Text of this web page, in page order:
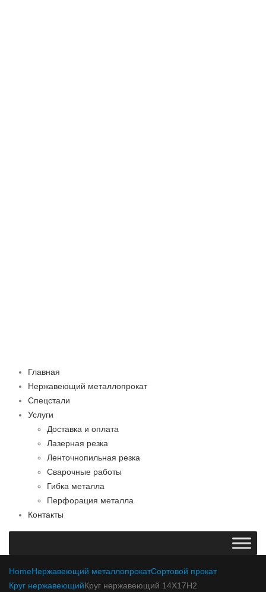
Главная
Нержавеющий металлопрокат
Спецстали
Услуги
Доставка и оплата
Лазерная резка
Ленточнопильная резка
Сварочные работы
Гибка металла
Перфорация металла
Контакты
HomeНержавеющий металлопрокатСортовой прокат
Круг нержавеющийКруг нержавеющий 14Х17Н2